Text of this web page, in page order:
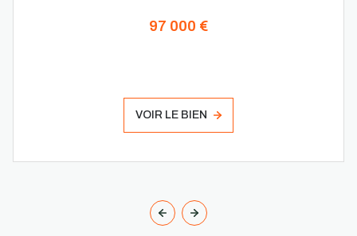
97 000 €
VOIR LE BIEN